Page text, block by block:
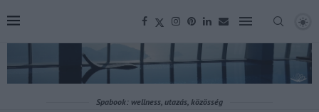
Spabook: wellness, utazás, közösség